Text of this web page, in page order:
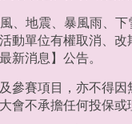
、地震、暴風雨、
動單位有權取消、
新消息】公告。
參賽項目，亦不得
不承擔任何投保或